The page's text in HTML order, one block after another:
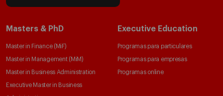
Masters & PhD
Master in Finance (MiF)
Master in Management (MiM)
Master in Business Administration
Executive Master in Business
Executive Education
Programas para particulares
Programas para empresas
Programas online